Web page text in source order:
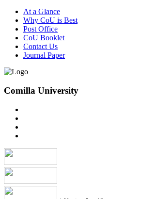
At a Glance
Why CoU is Best
Post Office
CoU Booklet
Contact Us
Journal Paper
Comilla University